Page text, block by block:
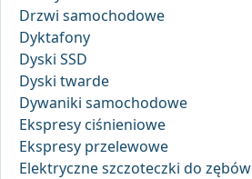
Drzwi samochodowe
Dyktafony
Dyski SSD
Dyski twarde
Dywaniki samochodowe
Ekspresy ciśnieniowe
Ekspresy przelewowe
Elektryczne szczoteczki do zębów